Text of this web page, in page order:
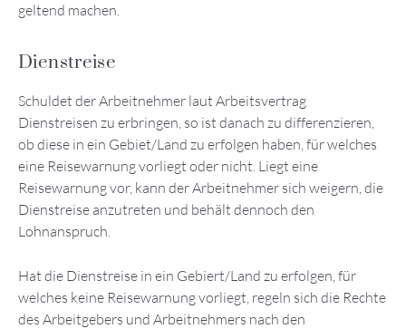
geltend machen.
Dienstreise
Schuldet der Arbeitnehmer laut Arbeitsvertrag
Dienstreisen zu erbringen, so ist danach zu differenzieren,
ob diese in ein Gebiet/Land zu erfolgen haben, für welches
eine Reisewarnung vorliegt oder nicht. Liegt eine
Reisewarnung vor, kann der Arbeitnehmer sich weigern, die
Dienstreise anzutreten und behält dennoch den
Lohnanspruch.
Hat die Dienstreise in ein Gebiert/Land zu erfolgen, für
welches keine Reisewarnung vorliegt, regeln sich die Rechte
des Arbeitgebers und Arbeitnehmers nach den